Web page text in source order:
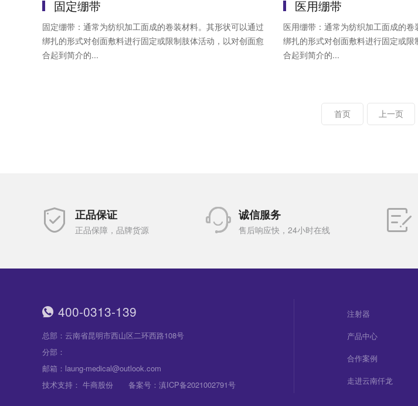
固定绷带
固定绷带：通常为纺织加工面成的卷装材料。其形状可以通过
绑扎的形式对创面敷料进行固定或限制肢体活动，以对创面愈
合起到简介的...
医用绷带
医用绷带：通常为纺织加工面成的
绑扎的形式对创面敷料进行固定或
合起到简介的...
首页 上一页
正品保证
正品保障，品牌货源
诚信服务
售后响应快，24小时在线
400-0313-139
总部：云南省昆明市西山区二环西路108号
分部：
邮箱：laung-medical@outlook.com
技术支持： 牛商股份 备案号： 滇ICP备2021002791号
注射器
产品中心
合作案例
走进云南仟龙